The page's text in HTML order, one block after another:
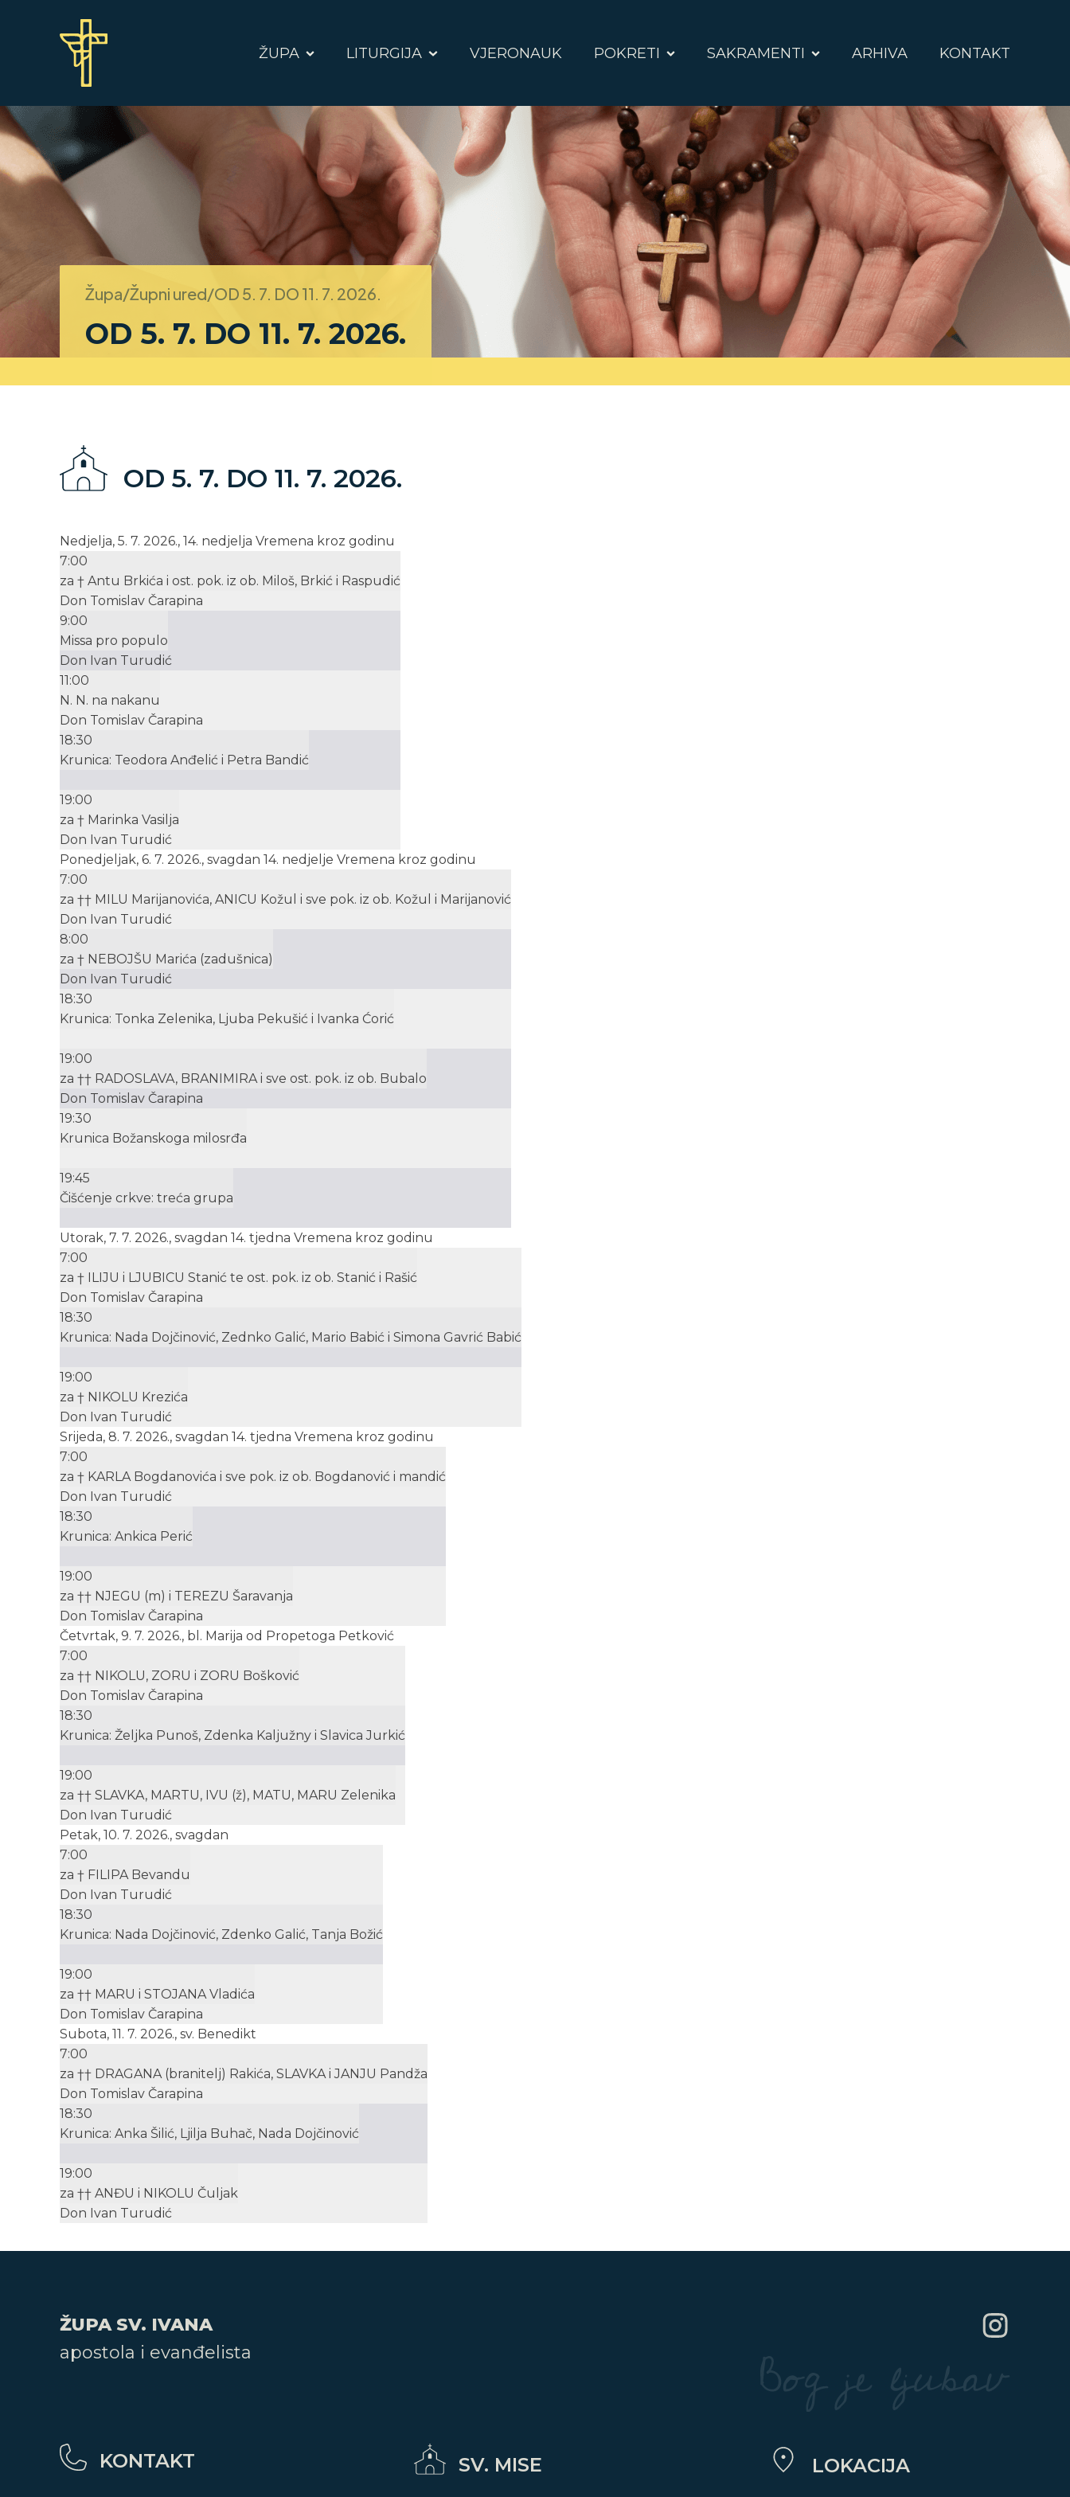
ŽUPA LITURGIJA VJERONAUK POKRETI SAKRAMENTI ARHIVA KONTAKT
Župa/Župni ured/OD 5. 7. DO 11. 7. 2026.
OD 5. 7. DO 11. 7. 2026.
OD 5. 7. DO 11. 7. 2026.
Nedjelja, 5. 7. 2026., 14. nedjelja Vremena kroz godinu
7:00
za † Antu Brkića i ost. pok. iz ob. Miloš, Brkić i Raspudić
Don Tomislav Čarapina
9:00
Missa pro populo
Don Ivan Turudić
11:00
N. N. na nakanu
Don Tomislav Čarapina
18:30
Krunica: Teodora Anđelić i Petra Bandić
19:00
za † Marinka Vasilja
Don Ivan Turudić
Ponedjeljak, 6. 7. 2026., svagdan 14. nedjelje Vremena kroz godinu
7:00
za †† MILU Marijanovića, ANICU Kožul i sve pok. iz ob. Kožul i Marijanović
Don Ivan Turudić
8:00
za † NEBOJŠU Marića (zadušnica)
Don Ivan Turudić
18:30
Krunica: Tonka Zelenika, Ljuba Pekušić i Ivanka Ćorić
19:00
za †† RADOSLAVA, BRANIMIRA i sve ost. pok. iz ob. Bubalo
Don Tomislav Čarapina
19:30
Krunica Božanskoga milosrđa
19:45
Čišćenje crkve: treća grupa
Utorak, 7. 7. 2026., svagdan 14. tjedna Vremena kroz godinu
7:00
za † ILIJU i LJUBICU Stanić te ost. pok. iz ob. Stanić i Rašić
Don Tomislav Čarapina
18:30
Krunica: Nada Dojčinović, Zednko Galić, Mario Babić i Simona Gavrić Babić
19:00
za † NIKOLU Krezića
Don Ivan Turudić
Srijeda, 8. 7. 2026., svagdan 14. tjedna Vremena kroz godinu
7:00
za † KARLA Bogdanovića i sve pok. iz ob. Bogdanović i mandić
Don Ivan Turudić
18:30
Krunica: Ankica Perić
19:00
za †† NJEGU (m) i TEREZU Šaravanja
Don Tomislav Čarapina
Četvrtak, 9. 7. 2026., bl. Marija od Propetoga Petković
7:00
za †† NIKOLU, ZORU i ZORU Bošković
Don Tomislav Čarapina
18:30
Krunica: Željka Punoš, Zdenka Kaljužny i Slavica Jurkić
19:00
za †† SLAVKA, MARTU, IVU (ž), MATU, MARU Zelenika
Don Ivan Turudić
Petak, 10. 7. 2026., svagdan
7:00
za † FILIPA Bevandu
Don Ivan Turudić
18:30
Krunica: Nada Dojčinović, Zdenko Galić, Tanja Božić
19:00
za †† MARU i STOJANA Vladića
Don Tomislav Čarapina
Subota, 11. 7. 2026., sv. Benedikt
7:00
za †† DRAGANA (branitelj) Rakića, SLAVKA i JANJU Pandža
Don Tomislav Čarapina
18:30
Krunica: Anka Šilić, Ljilja Buhač, Nada Dojčinović
19:00
za †† ANĐU i NIKOLU Čuljak
Don Ivan Turudić
ŽUPA SV. IVANA
apostola i evanđelista
KONTAKT SV. MISE LOKACIJA